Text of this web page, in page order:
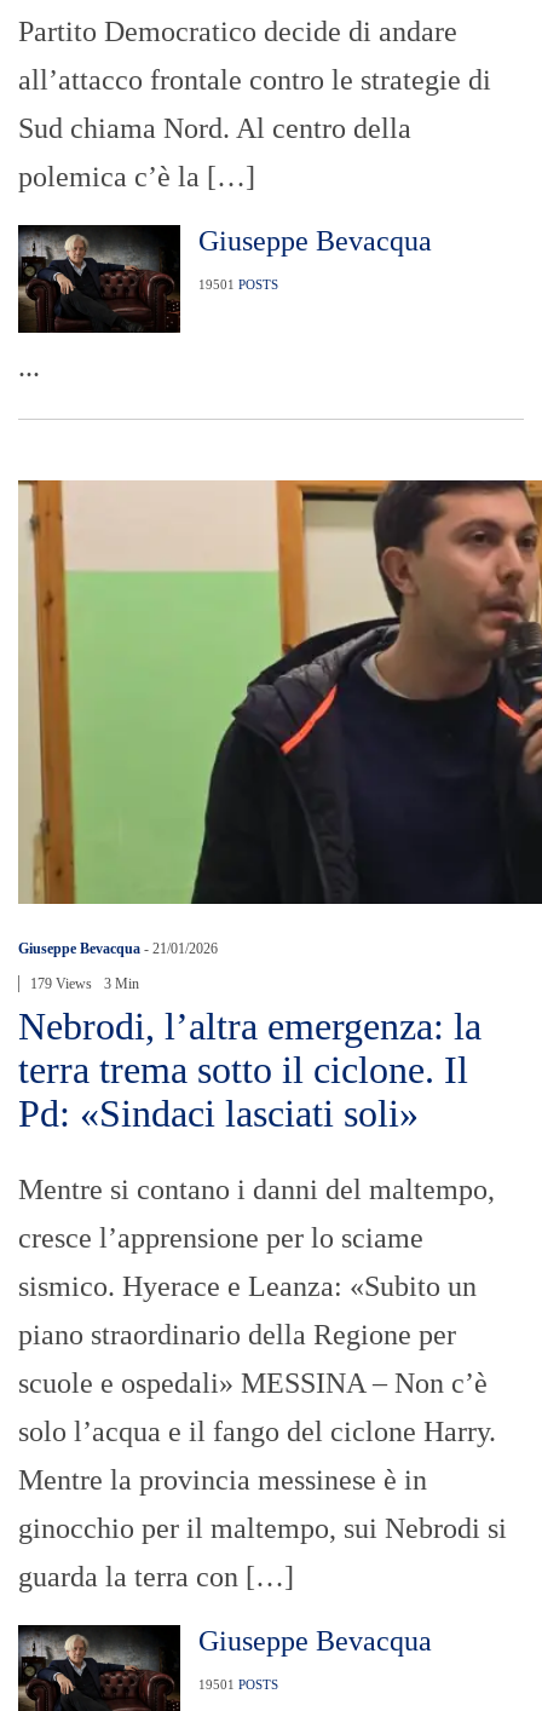
Partito Democratico decide di andare
all’attacco frontale contro le strategie di
Sud chiama Nord. Al centro della
polemica c’è la […]
Giuseppe Bevacqua
19501 POSTS
...
Giuseppe Bevacqua - 21/01/2026
179 Views 3 Min
Nebrodi, l’altra emergenza: la
terra trema sotto il ciclone. Il
Pd: «Sindaci lasciati soli»
Mentre si contano i danni del maltempo,
cresce l’apprensione per lo sciame
sismico. Hyerace e Leanza: «Subito un
piano straordinario della Regione per
scuole e ospedali» MESSINA – Non c’è
solo l’acqua e il fango del ciclone Harry.
Mentre la provincia messinese è in
ginocchio per il maltempo, sui Nebrodi si
guarda la terra con […]
Giuseppe Bevacqua
19501 POSTS